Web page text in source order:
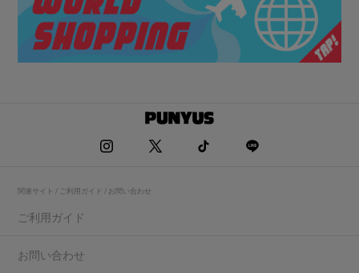
関連サイト / ご利用ガイド / お問い合わせ
ご利用ガイド
お問い合わせ